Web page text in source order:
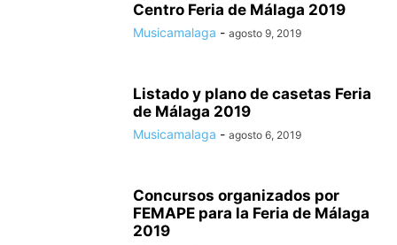
Centro Feria de Málaga 2019
Musicamalaga - agosto 9, 2019
Listado y plano de casetas Feria
de Málaga 2019
Musicamalaga - agosto 6, 2019
Concursos organizados por
FEMAPE para la Feria de Málaga
2019